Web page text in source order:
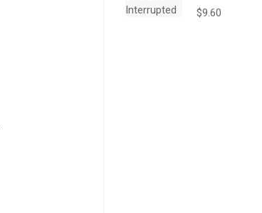
$9.60